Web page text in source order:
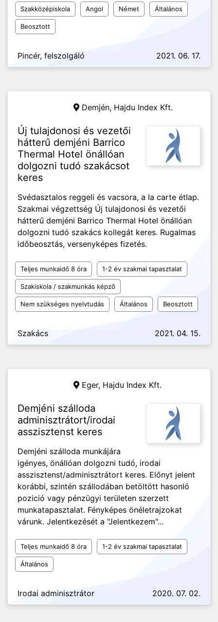
Szakközépiskola Angol Német Általános
Beosztott
Pincér, felszolgáló 2021. 06. 17.
Demjén, Hajdu Index Kft.
Új tulajdonosi és vezetői
hátterű demjéni Barrico
Thermal Hotel önállóan
dolgozni tudó szakácsot
keres
Svédasztalos reggeli és vacsora, a la carte étlap.
Szakmai végzettség Új tulajdonosi és vezetői
hátterű demjéni Barrico Thermal Hotel önállóan
dolgozni tudó szakács kollegát keres. Rugalmas
időbeosztás, versenyképes fizetés.
Teljes munkaidő 8 óra 1-2 év szakmai tapasztalat
Szakiskola / szakmunkás képző
Nem szükséges nyelvtudás Általános Beosztott
Szakács 2021. 04. 15.
Eger, Hajdu Index Kft.
Demjéni szálloda
adminisztrátort/irodai
asszisztenst keres
Demjéni szálloda munkájára
igényes, önállóan dolgozni tudó, irodai
asszisztenst/adminisztrátort keres. Előnyt jelent
korábbi, szintén szállodában betöltött hasonló
pozició vagy pénzügyi területen szerzett
munkatapasztalat. Fényképes önéletrajzokat
várunk. Jelentkezését a "Jelentkezem"...
Teljes munkaidő 8 óra 1-2 év szakmai tapasztalat
Általános
Irodai adminisztrátor 2020. 07. 02.